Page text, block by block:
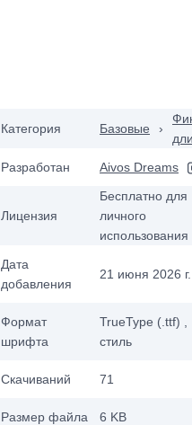
Категория Базовые ›
Разработан
Aivos Dreams
Лицензия
Бесплатно для
личного
использования
Дата
добавления
21 июня 2026 г.
Формат
шрифта
TrueType (.ttf)
стиль
Скачиваний 71
Размер файла 6 KB